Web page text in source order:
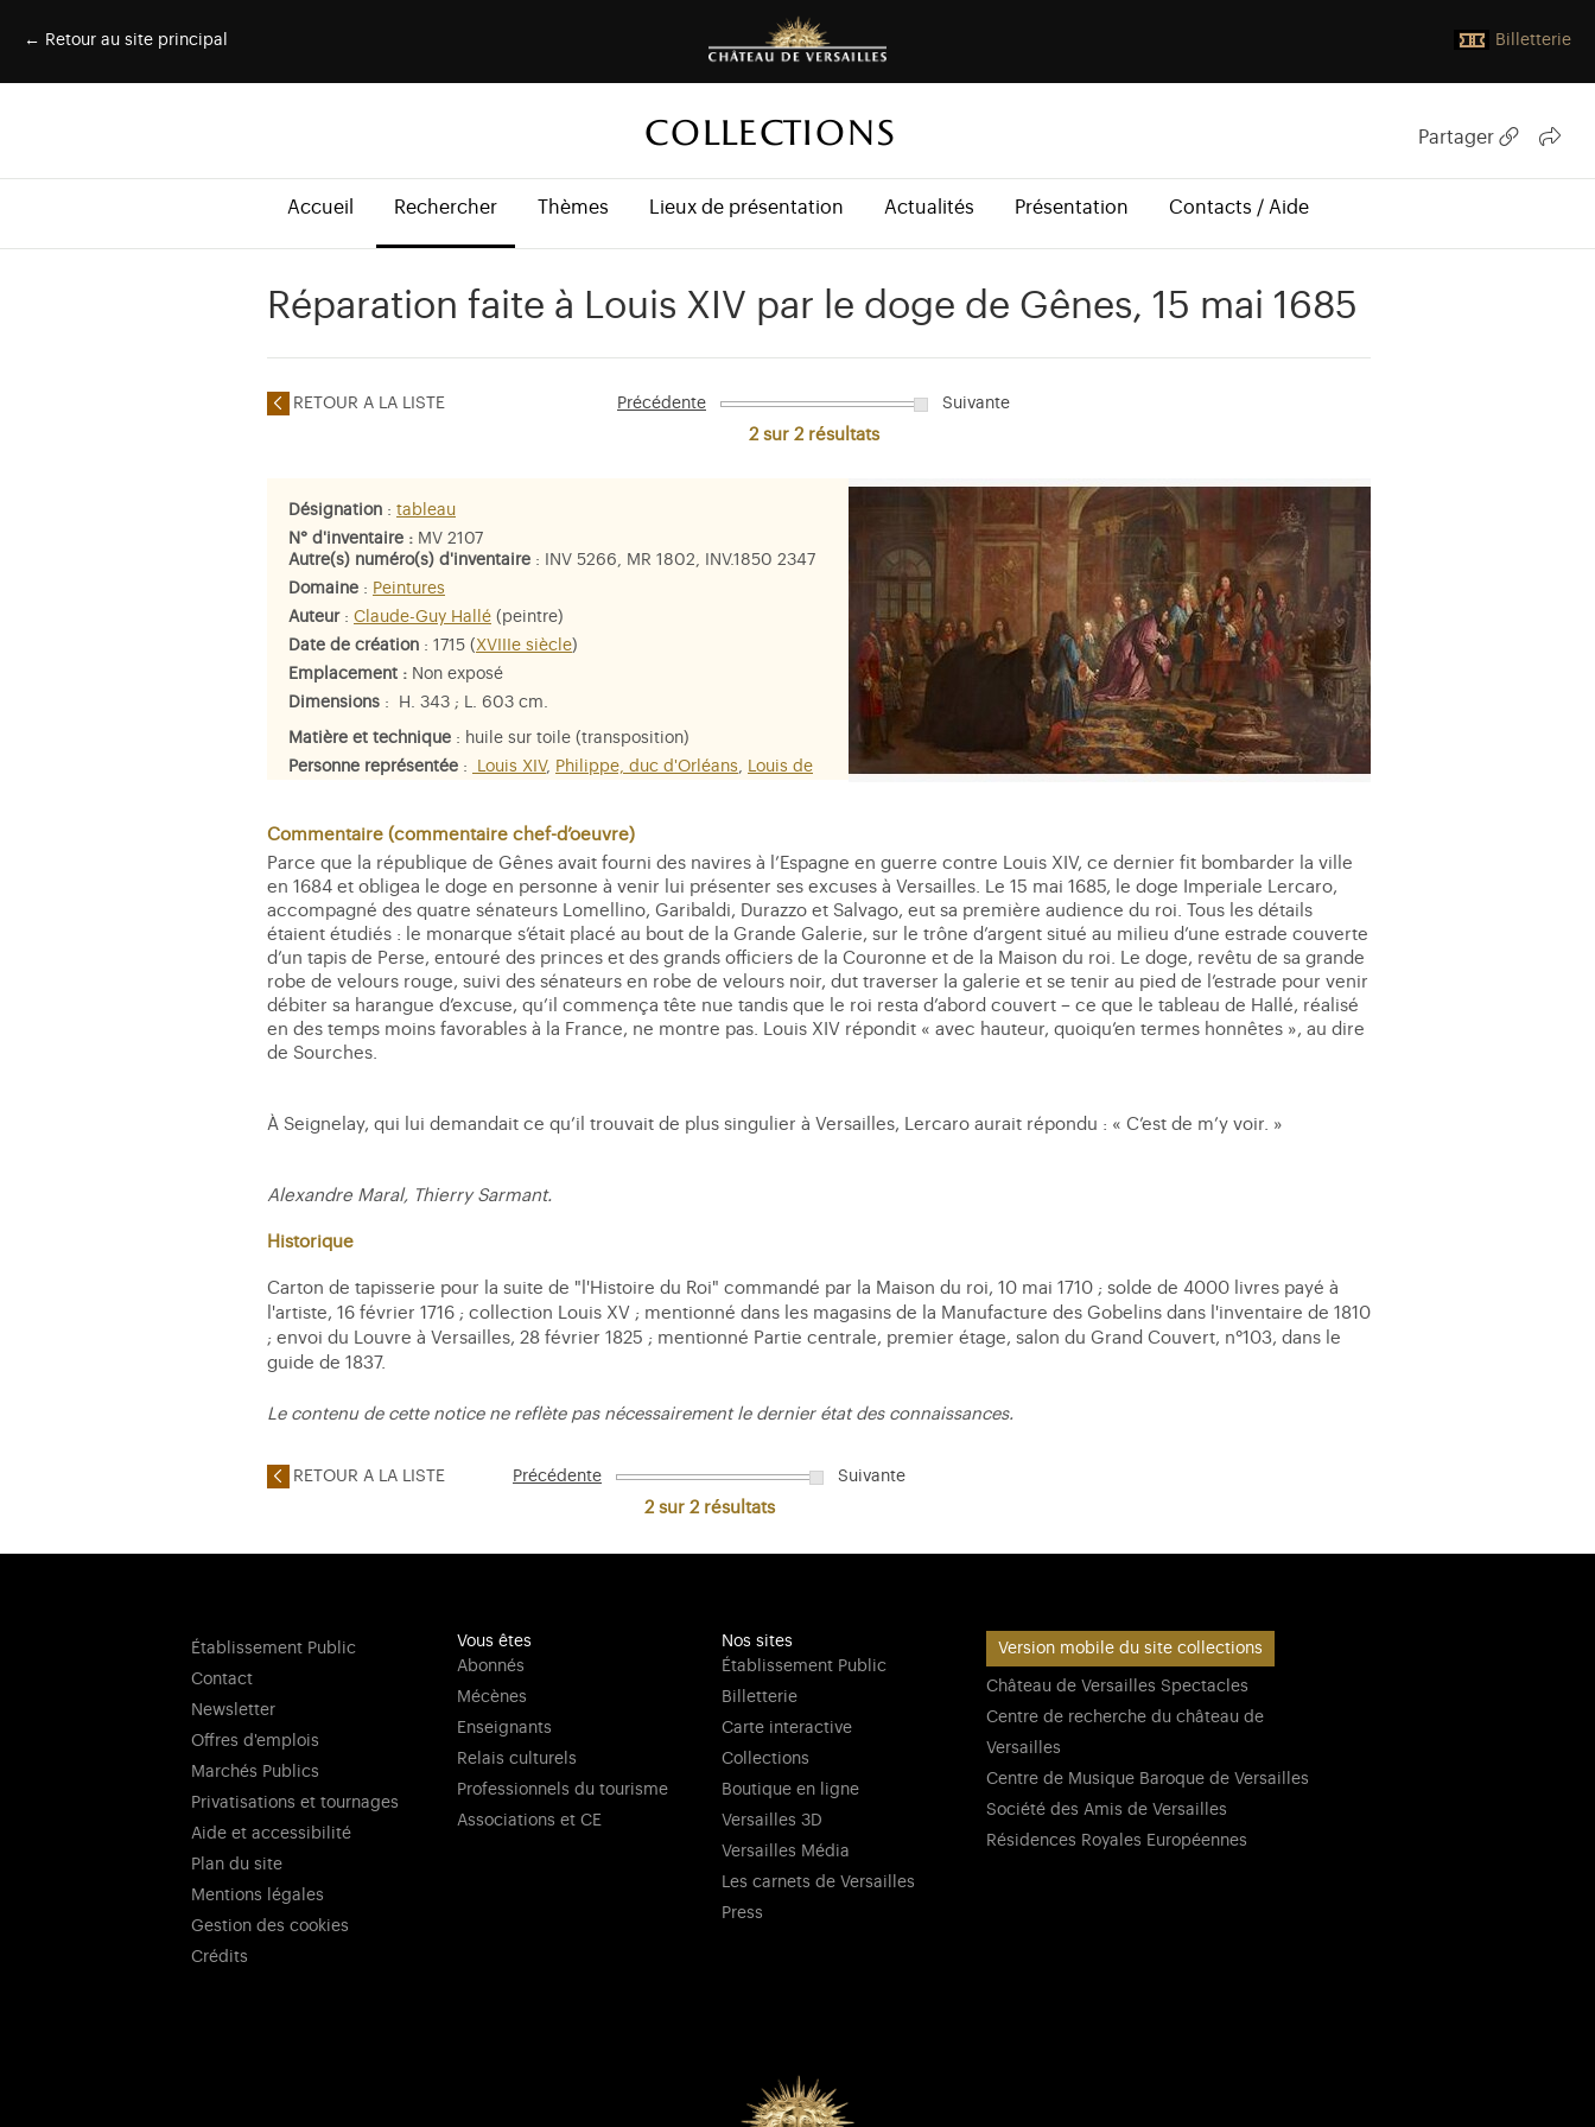
Billetterie
← Retour au site principal
COLLECTIONS Partager
Accueil Rechercher Thèmes Lieux de présentation Actualités Présentation Contacts / Aide
Réparation faite à Louis XIV par le doge de Gênes, 15 mai 1685
RETOUR A LA LISTE Précédente Suivante
2 sur 2 résultats
Désignation : tableau
N° d'inventaire : MV 2107
Autre(s) numéro(s) d'inventaire : INV 5266, MR 1802, INV.1850 2347
Domaine : Peintures
Auteur: Claude-Guy Hallé (peintre)
Date de création : 1715 ( XVIIIe siècle)
Emplacement : Non exposé
Dimensions : H. 343 ; L. 603 cm.
Matière et technique : huile sur toile (transposition)
Personne représentée : Louis XIV, Philippe, duc d'Orléans, Louis de
Commentaire (commentaire chef-d’oeuvre)
Parce que la république de Gênes avait fourni des navires à l’Espagne en guerre contre Louis XIV, ce dernier fit bombarder la ville
en 1684 et obligea le doge en personne à venir lui présenter ses excuses à Versailles. Le 15 mai 1685, le doge Imperiale Lercaro,
accompagné des quatre sénateurs Lomellino, Garibaldi, Durazzo et Salvago, eut sa première audience du roi. Tous les détails
étaient étudiés : le monarque s’était placé au bout de la Grande Galerie, sur le trône d’argent situé au milieu d’une estrade couverte
d’un tapis de Perse, entouré des princes et des grands officiers de la Couronne et de la Maison du roi. Le doge, revêtu de sa grande
robe de velours rouge, suivi des sénateurs en robe de velours noir, dut traverser la galerie et se tenir au pied de l’estrade pour venir
débiter sa harangue d’excuse, qu’il commença tête nue tandis que le roi resta d’abord couvert – ce que le tableau de Hallé, réalisé
en des temps moins favorables à la France, ne montre pas. Louis XIV répondit « avec hauteur, quoiqu’en termes honnêtes », au dire
de Sourches.
À Seignelay, qui lui demandait ce qu’il trouvait de plus singulier à Versailles, Lercaro aurait répondu : « C’est de m’y voir. »
Alexandre Maral, Thierry Sarmant.
Historique
Carton de tapisserie pour la suite de "l'Histoire du Roi" commandé par la Maison du roi, 10 mai 1710 ; solde de 4000 livres payé à
l'artiste, 16 février 1716 ; collection Louis XV ; mentionné dans les magasins de la Manufacture des Gobelins dans l'inventaire de 1810
; envoi du Louvre à Versailles, 28 février 1825 ; mentionné Partie centrale, premier étage, salon du Grand Couvert, n°103, dans le
guide de 1837.
Le contenu de cette notice ne reflète pas nécessairement le dernier état des connaissances.
RETOUR A LA LISTE Précédente Suivante
2 sur 2 résultats
Établissement Public
Contact
Newsletter
Offres d'emplois
Marchés Publics
Privatisations et tournages
Aide et accessibilité
Plan du site
Mentions légales
Gestion des cookies
Crédits
Vous êtes
Abonnés
Mécènes
Enseignants
Relais culturels
Professionnels du tourisme
Associations et CE
Nos sites
Établissement Public
Billetterie
Carte interactive
Collections
Boutique en ligne
Versailles 3D
Versailles Média
Les carnets de Versailles
Press
Version mobile du site collections
Château de Versailles Spectacles
Centre de recherche du château de
Versailles
Centre de Musique Baroque de Versailles
Société des Amis de Versailles
Résidences Royales Européennes